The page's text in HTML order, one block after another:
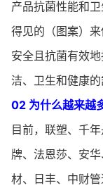
产品抗菌性能和
得见的（图案）
安全且抗菌有效
洁、卫生和健康的
​02 为什么越来越
目前，联塑、千
牌、法恩莎、安
材、日丰、中财